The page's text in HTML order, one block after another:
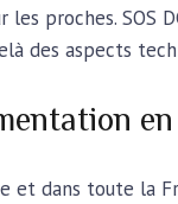
les proches. SOS
des aspects
et dans toute la